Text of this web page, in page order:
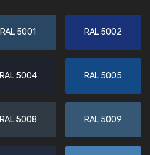
RAL 5001 RAL 5002
RAL 5004 RAL 5005
RAL 5008 RAL 5009